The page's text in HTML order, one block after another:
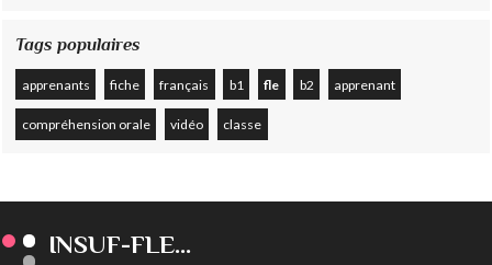
Tags populaires
apprenants fiche français b1 fle b2 apprenant
compréhension orale vidéo classe
INSUF-FLE...